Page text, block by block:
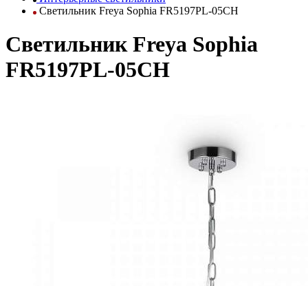
Светильник Freya Sophia FR5197PL-05CH
Светильник Freya Sophia
FR5197PL-05CH